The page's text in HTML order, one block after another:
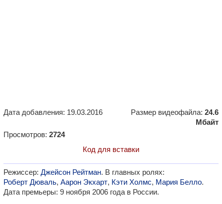
Дата добавления: 19.03.2016 Размер видеофайла: 24.6
Мбайт
Просмотров: 2724
Код для вставки
Режиссер: Джейсон Рейтман. В главных ролях:
Роберт Дюваль, Аарон Экхарт, Кэти Холмс, Мария Белло.
Дата премьеры: 9 ноября 2006 года в России.